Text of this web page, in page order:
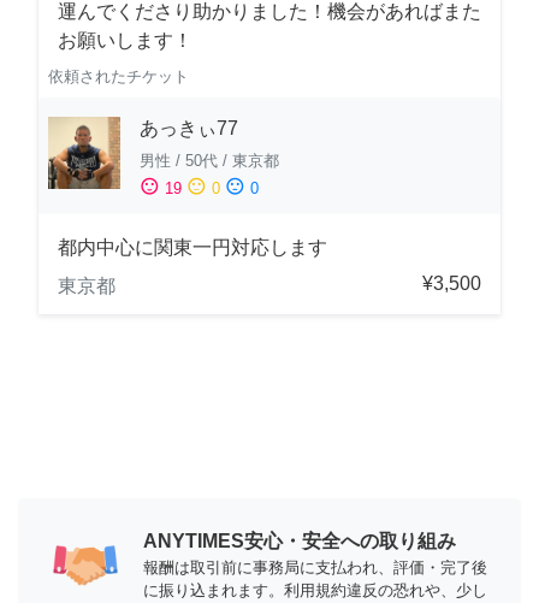
運んでくださり助かりました！機会があればまた
お願いします！
依頼されたチケット
あっきぃ77
男性 / 50代 / 東京都
sentiment_satisfied 19 sentiment_neutral 0 sentiment_dissatisfied 0
都内中心に関東一円対応します
東京都
¥3,500
ANYTIMES安心・安全への取り組み
報酬は取引前に事務局に支払われ、評価・完了後
に振り込まれます。利用規約違反の恐れや、少し